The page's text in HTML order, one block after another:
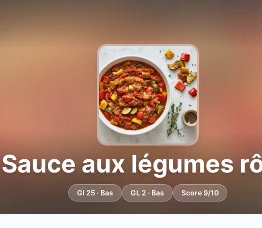
Sauce aux légumes
GI 25 · Bas GL 2 · Bas Score 9/10